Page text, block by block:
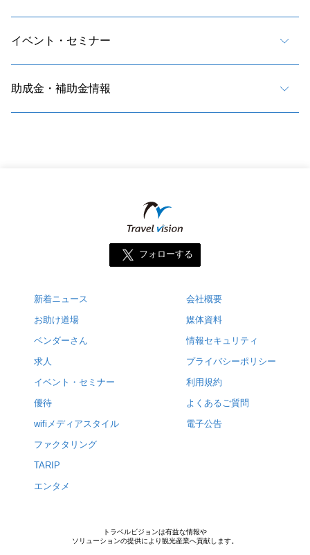
イベント・セミナー
助成金・補助金情報
フォローする
新着ニュース
お助け道場
ベンダーさん
求人
イベント・セミナー
優待
wifiメディアスタイル
ファクタリング
TARIP
エンタメ
会社概要
媒体資料
情報セキュリティ
プライバシーポリシー
利用規約
よくあるご質問
電子公告
トラベルビジョンは有益な情報や
ソリューションの提供により観光産業へ貢献します。